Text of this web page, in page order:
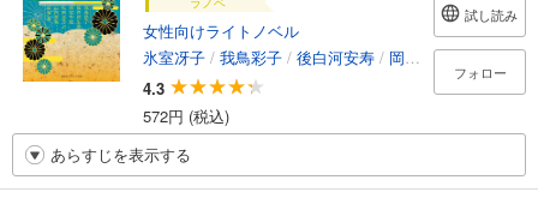
女性向けライトノベル
氷室冴子 / 我鳥彩子 / 後白河安寿 / 岡本千紘 /松田志乃
4.3
572円 (税込)
試し読み
フォロー
あらすじを表示する